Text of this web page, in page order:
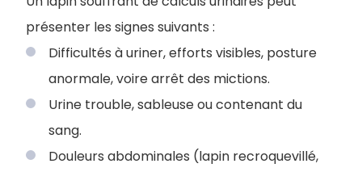
présenter les signes suivants :
Difficultés à uriner, efforts visibles, posture
anormale, voire arrêt des mictions.
Urine trouble, sableuse ou contenant du
sang.
Douleurs abdominales (lapin recroquevillé,